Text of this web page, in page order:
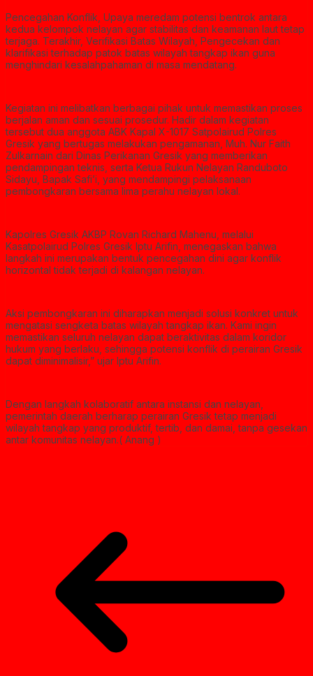
Pencegahan Konflik, Upaya meredam potensi bentrok antara
kedua kelompok nelayan agar stabilitas dan keamanan laut tetap
terjaga. Terakhir, Verifikasi Batas Wilayah, Pengecekan dan
klarifikasi terhadap patok batas wilayah tangkap ikan guna
menghindari kesalahpahaman di masa mendatang.
Kegiatan ini melibatkan berbagai pihak untuk memastikan proses
berjalan aman dan sesuai prosedur. Hadir dalam kegiatan
tersebut dua anggota ABK Kapal X-1017 Satpolairud Polres
Gresik yang bertugas melakukan pengamanan, Muh. Nur Faith
Zulkarnain dari Dinas Perikanan Gresik yang memberikan
pendampingan teknis, serta Ketua Rukun Nelayan Randuboto
Sidayu, Bapak Safi’i, yang mendampingi pelaksanaan
pembongkaran bersama lima perahu nelayan lokal.
Kapolres Gresik AKBP Rovan Richard Mahenu, melalui
Kasatpolairud Polres Gresik Iptu Arifin, menegaskan bahwa
langkah ini merupakan bentuk pencegahan dini agar konflik
horizontal tidak terjadi di kalangan nelayan.
Aksi pembongkaran ini diharapkan menjadi solusi konkret untuk
mengatasi sengketa batas wilayah tangkap ikan. Kami ingin
memastikan seluruh nelayan dapat beraktivitas dalam koridor
hukum yang berlaku, sehingga potensi konflik di perairan Gresik
dapat diminimalisir,” ujar Iptu Arifin.
Dengan langkah kolaboratif antara instansi dan nelayan,
pemerintah daerah berharap perairan Gresik tetap menjadi
wilayah tangkap yang produktif, tertib, dan damai, tanpa gesekan
antar komunitas nelayan.( Anang )